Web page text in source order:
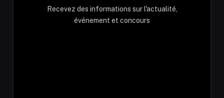
Recevez des informations sur l'actualité,
événement et concours